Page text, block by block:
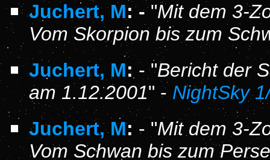
Juchert, M: -"Mit dem 3-
Vom Skorpion bis zum
Juchert, M: - "Bericht der
am 1.12.2001" - NightSky
Juchert, M:- "Mit dem 3-
Vom Schwan bis zum